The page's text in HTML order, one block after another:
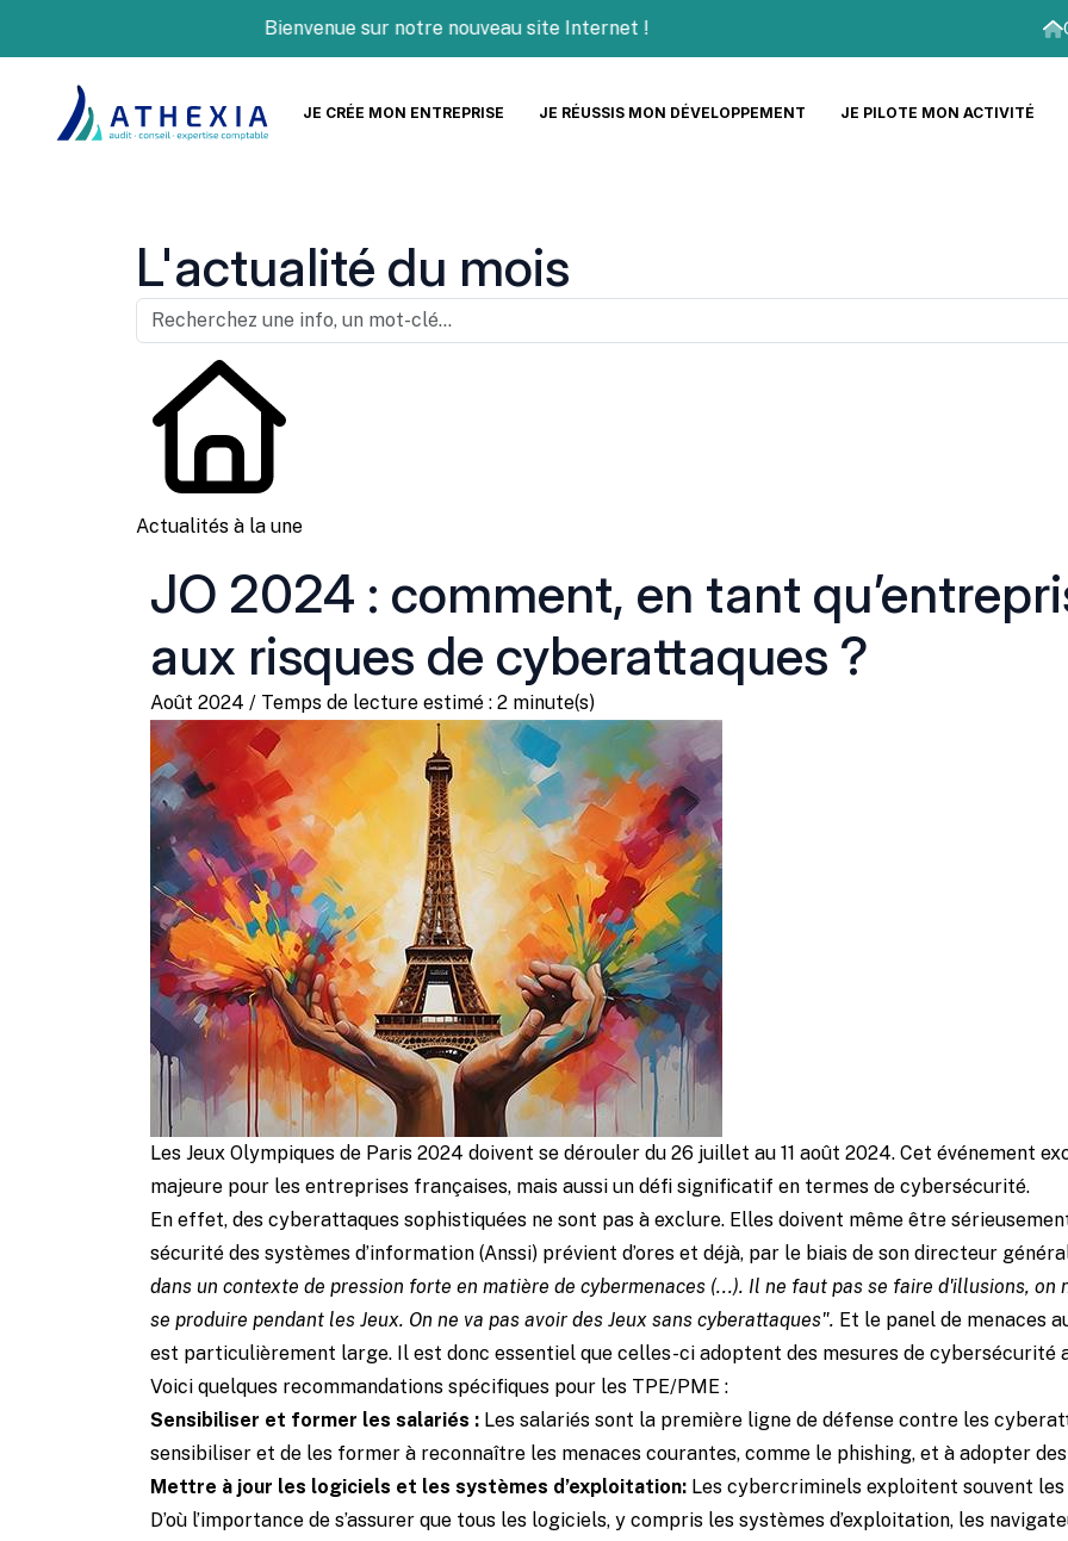
Bienvenue sur notre nouveau site Internet !
JE CRÉE MON ENTREPRISE JE RÉUSSIS MON DÉVELOPPEMENT JE PILOTE MON ACTIVITÉ
L'actualité du mois
Actualités à la une
JO 2024 : comment, en tant
aux risques de cyberattaques ?
Août 2024 / Temps de lecture estimé : 2 minute(s)
Les Jeux Olympiques de Paris 2024 doivent se dérouler du 26 juillet au 11 août 2024. Cet événement
majeure pour les entreprises françaises, mais aussi un défi significatif en termes de cybersécurité.
En effet, des cyberattaques sophistiquées ne sont pas à exclure. Elles doivent même être
sécurité des systèmes d’information (Anssi) prévient d’ores et déjà, par le biais de son directeur
dans un contexte de pression forte en matière de cybermenaces (...). Il ne faut pas se faire d'illusions, on
se produire pendant les Jeux. On ne va pas avoir des Jeux sans cyberattaques". Et le panel de menaces
est particulièrement large. Il est donc essentiel que celles-ci adoptent des mesures de cybersécurité
Voici quelques recommandations spécifiques pour les TPE/PME :
Sensibiliser et former les salariés : Les salariés sont la première ligne de défense contre les
sensibiliser et de les former à reconnaître les menaces courantes, comme le phishing, et à adopter
Mettre à jour les logiciels et les systèmes d’exploitation: Les cybercriminels exploitent souvent
D’où l’importance de s’assurer que tous les logiciels, y compris les systèmes d’exploitation, les